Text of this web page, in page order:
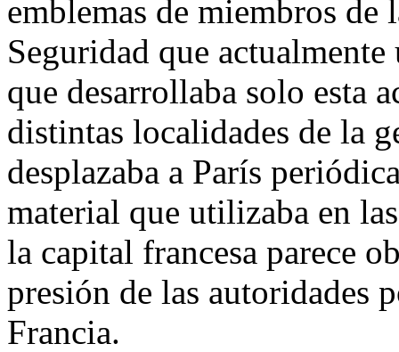
emblemas de miembros de
Seguridad que
que desarrollaba solo esta
distintas localidades de la
desplazaba a París
material que utilizaba en
la capital francesa parece
presión de las autoridades
Francia.